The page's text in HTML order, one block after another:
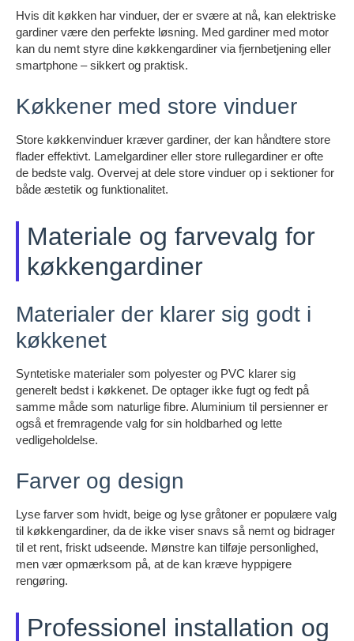
Hvis dit køkken har vinduer, der er svære at nå, kan elektriske
gardiner være den perfekte løsning. Med gardiner med motor
kan du nemt styre dine køkkengardiner via fjernbetjening eller
smartphone – sikkert og praktisk.
Køkkener med store vinduer
Store køkkenvinduer kræver gardiner, der kan håndtere store
flader effektivt. Lamelgardiner eller store rullegardiner er ofte
de bedste valg. Overvej at dele store vinduer op i sektioner for
både æstetik og funktionalitet.
Materiale og farvevalg for
køkkengardiner
Materialer der klarer sig godt i
køkkenet
Syntetiske materialer som polyester og PVC klarer sig
generelt bedst i køkkenet. De optager ikke fugt og fedt på
samme måde som naturlige fibre. Aluminium til persienner er
også et fremragende valg for sin holdbarhed og lette
vedligeholdelse.
Farver og design
Lyse farver som hvidt, beige og lyse gråtoner er populære valg
til køkkengardiner, da de ikke viser snavs så nemt og bidrager
til et rent, friskt udseende. Mønstre kan tilføje personlighed,
men vær opmærksom på, at de kan kræve hyppigere
rengøring.
Professionel installation og